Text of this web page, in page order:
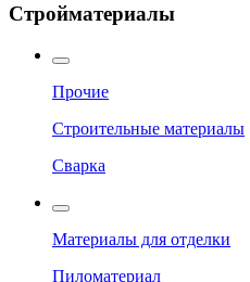
Стройматериалы
Прочие
Строительные материалы
Сварка
Материалы для отделки
Пиломатериал